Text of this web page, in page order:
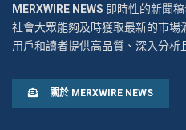
MERXWIRE NEWS 即時性的新聞
社會大眾能夠及時獲取最新的市場
用戶和讀者提供高品質、深入分析
關於 MERXWIRE NEWS